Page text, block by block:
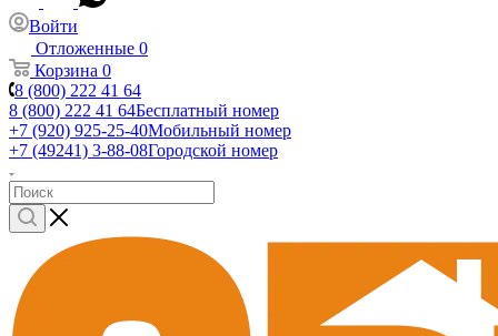
Войти
Отложенные 0
Корзина 0
8 (800) 222 41 64
8 (800) 222 41 64Бесплатный номер
+7 (920) 925-25-40Мобильный номер
+7 (49241) 3-88-08Городской номер